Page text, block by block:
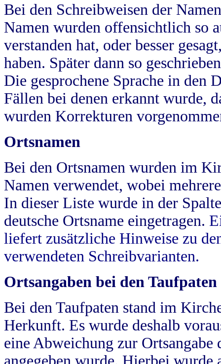
Bei den Schreibweisen der
Namen wurden offensichtlich so
verstanden hat, oder besser
haben. Später dann so
Die gesprochene Sprache in
Fällen bei denen erkannt wurde,
wurden Korrekturen
Ortsnamen
Bei den Ortsnamen wurden im
Namen verwendet, wobei
In dieser Liste wurde in der
deutsche Ortsname eingetragen.
liefert zusätzliche Hinweise zu
verwendeten Schreibvarianten.
Ortsangaben bei den Taufpaten
Bei den Taufpaten stand im
Herkunft. Es wurde deshalb
eine Abweichung zur